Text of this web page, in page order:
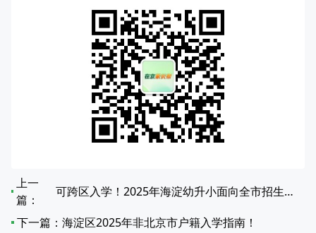
上一
篇：
可跨区入学！2025年海淀幼升小面向全市招生民办校一览
下一篇： 海淀区2025年非北京市户籍入学指南！